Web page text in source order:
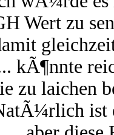
Wert zu
kÃ¶nnte
zu laichen
ist